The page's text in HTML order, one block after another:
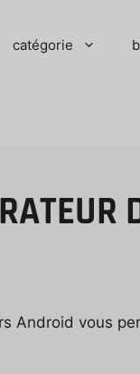
catégorie
Android vous